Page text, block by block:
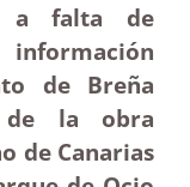
a falta de
de Breña
de la obra
de Canarias